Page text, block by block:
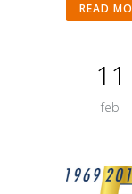
READ
11
feb